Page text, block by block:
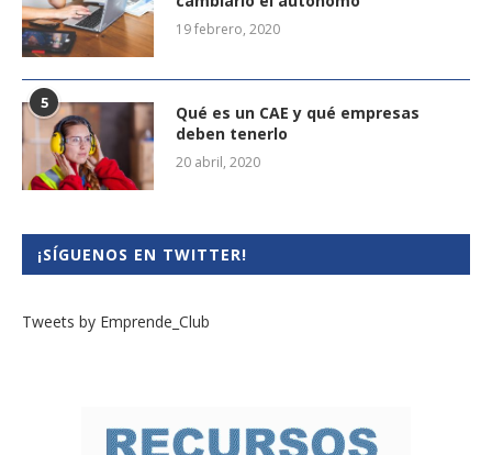
19 febrero, 2020
5
Qué es un CAE y qué empresas
deben tenerlo
20 abril, 2020
¡SÍGUENOS EN TWITTER!
Tweets by Emprende_Club